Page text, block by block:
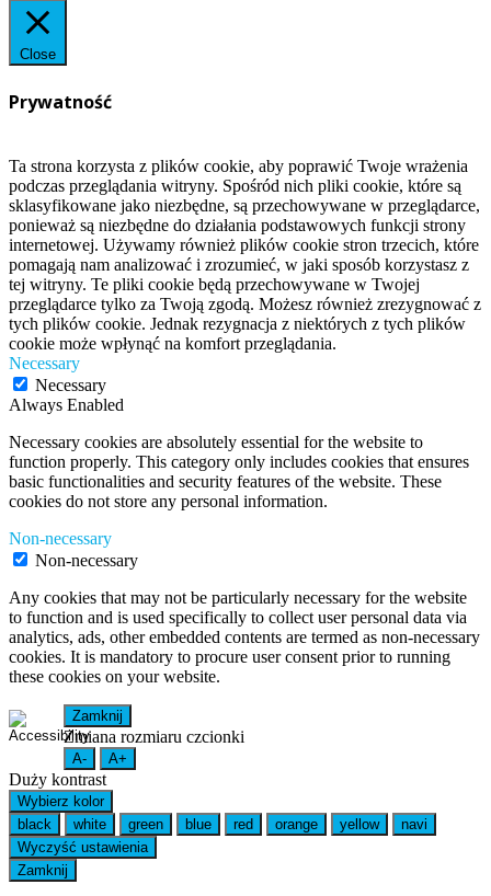
Close
Prywatność
Ta strona korzysta z plików cookie, aby poprawić Twoje wrażenia
podczas przeglądania witryny. Spośród nich pliki cookie, które są
sklasyfikowane jako niezbędne, są przechowywane w przeglądarce,
ponieważ są niezbędne do działania podstawowych funkcji strony
internetowej. Używamy również plików cookie stron trzecich, które
pomagają nam analizować i zrozumieć, w jaki sposób korzystasz z
tej witryny. Te pliki cookie będą przechowywane w Twojej
przeglądarce tylko za Twoją zgodą. Możesz również zrezygnować z
tych plików cookie. Jednak rezygnacja z niektórych z tych plików
cookie może wpłynąć na komfort przeglądania.
Necessary
Necessary
Always Enabled
Necessary cookies are absolutely essential for the website to
function properly. This category only includes cookies that ensures
basic functionalities and security features of the website. These
cookies do not store any personal information.
Non-necessary
Non-necessary
Any cookies that may not be particularly necessary for the website
to function and is used specifically to collect user personal data via
analytics, ads, other embedded contents are termed as non-necessary
cookies. It is mandatory to procure user consent prior to running
these cookies on your website.
Zamknij
Zmiana rozmiaru czcionki
A- A+
Duży kontrast
Wybierz kolor
black
white green blue red orange yellow
navi
Wyczyść ustawienia
Zamknij